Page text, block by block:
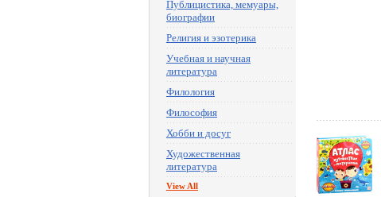
Публицистика, мемуары,
биографии
Религия и эзотерика
Учебная и научная
литература
Филология
Философия
Хобби и досуг
Художественная
литература
View All